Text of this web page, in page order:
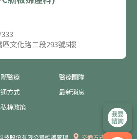
文化路二段293號5樓
醫療
醫療團隊
方式
最新消息
權政策
技股份有限公司維護管理 交通方式